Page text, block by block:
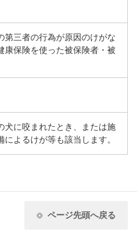
第三者の行為が原因のけがな
康保険を使った被保険者・被
犬に咬まれたとき、または施
によるけが等も該当します。
ページ先頭へ戻る